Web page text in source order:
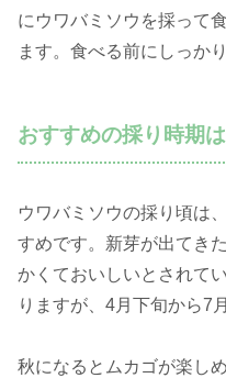
にウワバミソウを採って
ます。食べる前にしっか
おすすめの採り時期
ウワバミソウの採り頃は
すめです。新芽が出てき
かくておいしいとされて
りますが、4月下旬から7
秋になるとムカゴが楽し